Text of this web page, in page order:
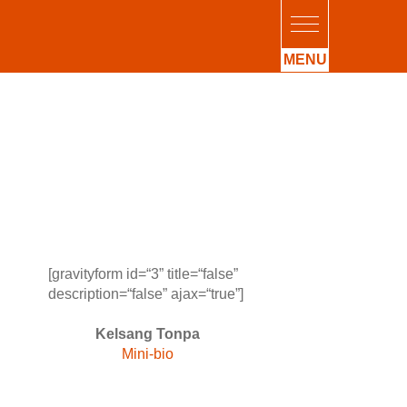
[gravityform id=“3” title=“false”
description=“false” ajax=“true”]
Kelsang Tonpa
Mini-bio